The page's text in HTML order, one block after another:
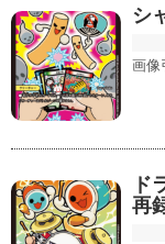
シ
画像
ド
再